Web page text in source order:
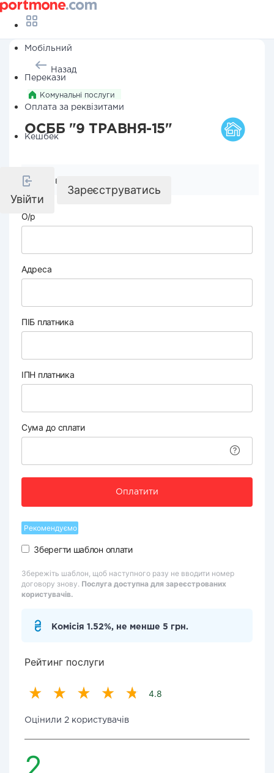
Мобільний
Перекази
Оплата за реквізитами
Кешбек
Увійти
Зареєструватись
Назад
Комунальні послуги
ОСББ "9 ТРАВНЯ-15"
Реквізити компанії
О/р
Адреса
ПІБ платника
ІПН платника
Сума до сплати
Оплатити
Рекомендуємо
Зберегти шаблон оплати
Збережіть шаблон, щоб наступного разу не вводити номер
договору знову. Послуга доступна для зареєстрованих
користувачів.
Комісія 1.52%, не менше 5 грн.
Рейтинг послуги
4.8
Оцінили 2 користувачів